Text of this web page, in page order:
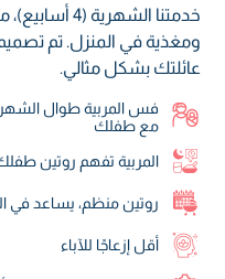
خدمتنا
ومغذية في المنزل. تم تصميم
عائلتك بشكل مثالي.
فس المربية طوال
مع طفلك
المربية تفهم روتين طفلك
روتين منظم، يساعد في
أقل إزعاجًا للآباء